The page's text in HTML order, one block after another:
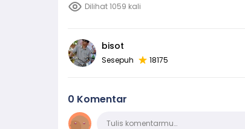
Dilihat 1059 kali
bisot
Sesepuh 18175
0 Komentar
KomentarTulis komentarmu…